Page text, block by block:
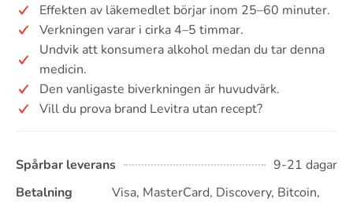
Effekten av läkemedlet börjar inom 25–60 minuter.
Verkningen varar i cirka 4–5 timmar.
Undvik att konsumera alkohol medan du tar denna
medicin.
Den vanligaste biverkningen är huvudvärk.
Vill du prova brand Levitra utan recept?
Spårbar leverans
9-21 dagar
Betalning
Visa, MasterCard, Discovery, Bitcoin,